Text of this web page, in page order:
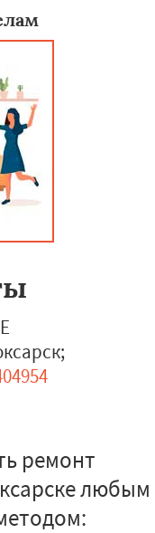
;
ремонт
любым